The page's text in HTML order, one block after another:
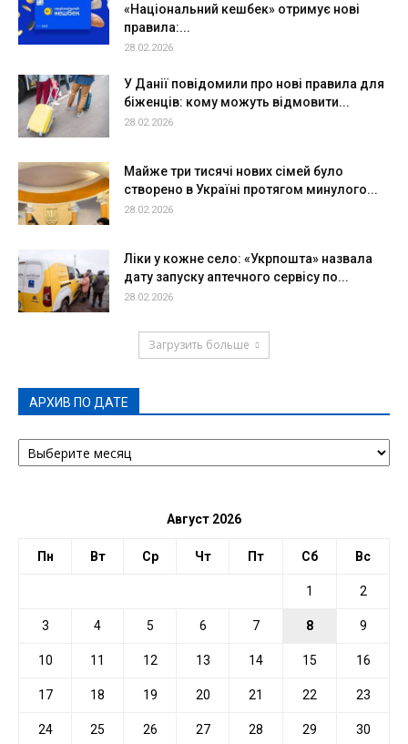
«Національний кешбек» отримує нові
правила:...
28.02.2026
У Данії повідомили про нові правила для
біженців: кому можуть відмовити...
28.02.2026
Майже три тисячі нових сімей було
створено в Україні протягом минулого...
28.02.2026
Ліки у кожне село: «Укрпошта» назвала
дату запуску аптечного сервісу по...
28.02.2026
Загрузить больше
АРХИВ ПО ДАТЕ
АРХИВ
ПО
Август 2026
Пн Вт Ср Чт Пт Сб Вс
1 2
3 4 5 6 7 8 9
10 11 12 13 14 15 16
17 18 19 20 21 22 23
24 25 26 27 28 29 30